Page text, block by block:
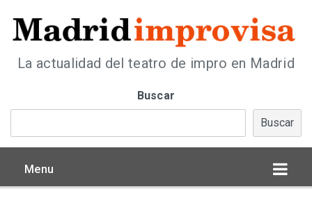
La actualidad del teatro de impro en Madrid
Buscar
Buscar
Menu